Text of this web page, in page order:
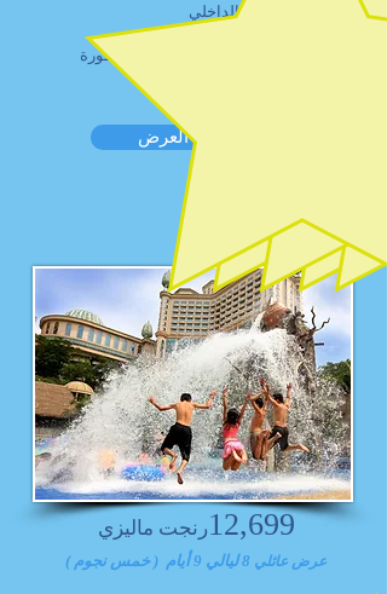
12,699رنجت ماليزي
عرض عائلي
طيران الداخلي
كافة الجولات السياحية المذكورة
تفاصيل العرض